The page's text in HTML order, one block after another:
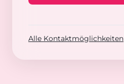
Alle Kontaktmöglichkeiten